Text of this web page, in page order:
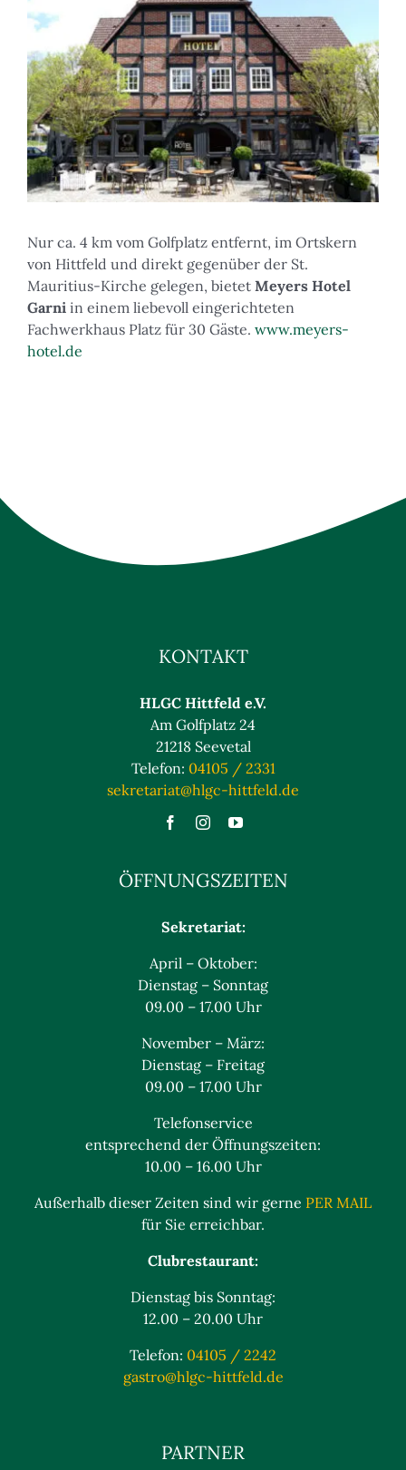
Nur ca. 4 km vom Golfplatz entfernt, im Ortskern
von Hittfeld und direkt gegenüber der St.
Mauritius-Kirche gelegen, bietet Meyers Hotel
Garniin einem liebevoll eingerichteten
Fachwerkhaus Platz für 30 Gäste. www.meyers-
hotel.de
KONTAKT
HLGC Hittfeld e.V.
Am Golfplatz 24
21218 Seevetal
Telefon: 04105 / 2331
sekretariat@hlgc-hittfeld.de
ÖFFNUNGSZEITEN
Sekretariat:
April – Oktober:
Dienstag – Sonntag
09.00 – 17.00 Uhr
November – März:
Dienstag – Freitag
09.00 – 17.00 Uhr
Telefonservice
entsprechend der Öffnungszeiten:
10.00 – 16.00 Uhr
Außerhalb dieser Zeiten sind wir gerne PER MAIL
für Sie erreichbar.
Clubrestaurant:
Dienstag bis Sonntag:
12.00 – 20.00 Uhr
Telefon: 04105 / 2242
gastro@hlgc-hittfeld.de
PARTNER